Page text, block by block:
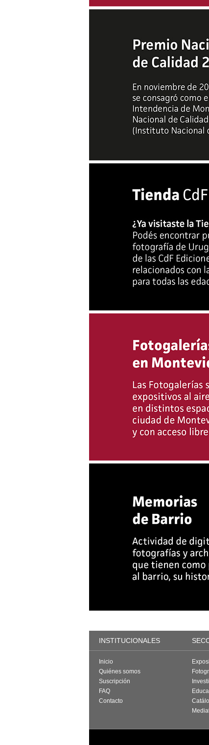
INSTITUCIONALES
Inicio
Quiénes somos
Suscripción
FAQ
Contacto